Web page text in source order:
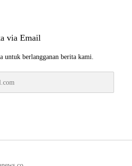
via Email
untuk berlangganan berita kami.